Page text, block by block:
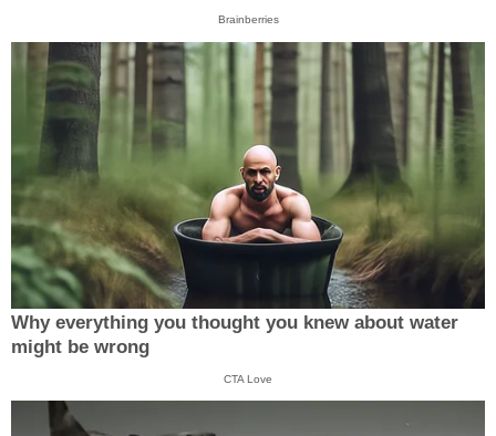
Brainberries
Why everything you thought you knew about water
might be wrong
CTA Love